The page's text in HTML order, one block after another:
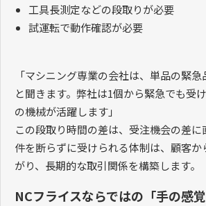
工具長測定などの段取りが必要
試運転で動作確認が必要
「マシニング専業の会社は、単品の緊
と聞きます。弊社は1個から緊急でも受
の機械が活躍します」
この段取り時間の差は、受注機会の差
件を断らずに受けられる体制は、顧客
がり、長期的な取引関係を構築します。
NCフライスならではの「手の感